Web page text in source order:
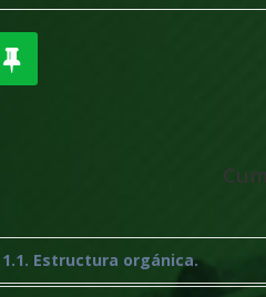
1.1. Estructura orgánica.